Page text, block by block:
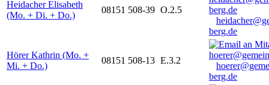
Heidacher Elisabeth
(Mo. + Di. + Do.)
08151 508-39 O.2.5
berg.de
Hörer Kathrin (Mo. +
Mi. + Do.)
08151 508-13 E.3.2
berg.de